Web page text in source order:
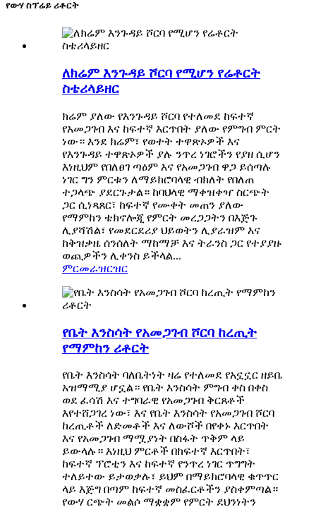
የውሃ ስፕሬይ ሪቶርት
ለክሬም እንጉዳይ ሾርባ የሚሆን የሬቶርት
ስቴሪላይዘር
ክሬም ያለው የእንጉዳይ ሾርባ የተለመደ ከፍተኛ
የአመጋገብ እና ከፍተኛ እርጥበት ያለው የምግብ ምርት
ነው። እንደ ክሬም፣ የወተት ተዋጽኦዎች እና
የእንጉዳይ ተዋጽኦዎች ያሉ ንጥረ ነገሮችን የያዘ ሲሆን
እነዚህም የበለፀገ ጣዕም እና የአመጋገብ ዋጋ ይሰጣሉ
ነገር ግን ምርቱን ለማይክሮባላዊ ብክለት የበለጠ
ተጋላጭ ያደርጉታል። ከባህላዊ ማቀዝቀዣ ስርጭት
ጋር ሲነጻጸር፣ ከፍተኛ የሙቀት መጠን ያለው
የማምከን ቴክኖሎጂ የምርት መረጋጋትን በእጅጉ
ሊያሻሽል፣ የመደርደሪያ ህይወትን ሊያራዝም እና
ከቅዝቃዜ ሰንሰለት ማከማቻ እና ትራንስ ጋር የተያያዙ
ወጪዎችን ሊቀንስ ይችላል...
ምርመራዝርዝር
የቤት እንስሳት የአመጋገብ ሾርባ ከረጢት
የማምከን ሪቶርት
የቤት እንስሳት ባለቤትነት ዛሬ የተለመደ የአኗኗር ዘይቤ
አዝማሚያ ሆኗል። የቤት እንስሳት ምግብ ቀስ በቀስ
ወደ ፈሳሽ እና ተግባራዊ የአመጋገብ ቅርጸቶች
እየተሸጋገረ ነው፣ እና የቤት እንስሳት የአመጋገብ ሾርባ
ከረጢቶች ለድመቶች እና ለውሾች በየቀኑ እርጥበት
እና የአመጋገብ ማሟያነት በስፋት ጥቅም ላይ
ይውላሉ። እነዚህ ምርቶች በከፍተኛ እርጥበት፣
ከፍተኛ ፕሮቲን እና ከፍተኛ የንጥረ ነገር ጥግግት
ተለይተው ይታወቃሉ፣ ይህም በማይክሮባላዊ ቁጥጥር
ላይ እጅግ በጣም ከፍተኛ መስፈርቶችን ያስቀምጣል።
የውሃ ርጭት መልሶ ማቋቋም የምርት ደህንነትን